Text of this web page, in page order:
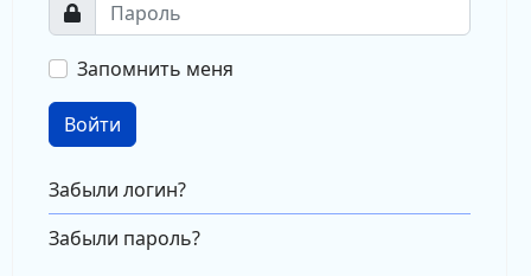
Запомнить меня
Войти
Забыли логин?
Забыли пароль?